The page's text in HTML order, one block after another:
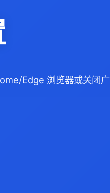
Edge 浏览器或关闭广